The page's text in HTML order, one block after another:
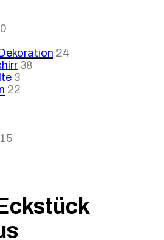
24
38
3
22
15